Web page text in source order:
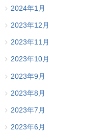
2024年1月
2023年12月
2023年11月
2023年10月
2023年9月
2023年8月
2023年7月
2023年6月